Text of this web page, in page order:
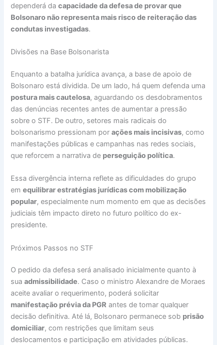
dependerá dacapacidade da defesa de provar que
Bolsonaro não representa mais risco de reiteração das
condutas investigadas.
Divisões na Base Bolsonarista
Enquanto a batalha jurídica avança, a base de apoio de
Bolsonaro está dividida. De um lado, há quem defenda uma
postura mais cautelosa, aguardando os desdobramentos
das denúncias recentes antes de aumentar a pressão
sobre o STF. De outro, setores mais radicais do
bolsonarismo pressionam porações mais incisivas, como
manifestações públicas e campanhas nas redes sociais,
que reforcem a narrativa de perseguição política.
Essa divergência interna reflete as dificuldades do grupo
emequilibrar estratégias jurídicas com mobilização
popular, especialmente num momento em que as decisões
judiciais têm impacto direto no futuro político do ex-
presidente.
Próximos Passos no STF
O pedido da defesa será analisado inicialmente quanto à
suaadmissibilidade. Caso o ministro Alexandre de Moraes
aceite avaliar o requerimento, poderá solicitar
manifestação prévia da PGR antes de tomar qualquer
decisão definitiva. Até lá, Bolsonaro permanece sob prisão
domiciliar, com restrições que limitam seus
deslocamentos e participação em atividades públicas.